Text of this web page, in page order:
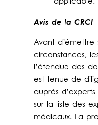
applicable.
Avis de la CRCI
Avant d’émettre
circonstances,
l’étendue des
est tenue de
auprès
sur la liste des
médicaux. La